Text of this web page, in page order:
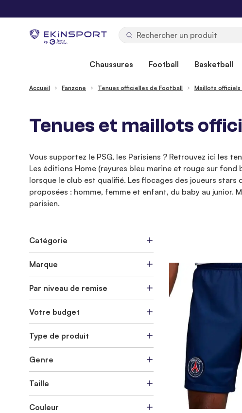
by
Chaussures Football Basketball
Accueil Fanzone Tenues officielles de Football Maillots officiels
Tenues et maillots
Vous supportez le PSG, les Parisiens ? Retrouvez ici les
Les éditions Home (rayures bleu marine et rouge sur
lorsque le club est qualifié. Les flocages des joueurs
proposées : homme, femme et enfant, du baby au
parisien.
Catégorie
Marque
Par niveau de remise
Votre budget
Type de produit
Genre
Taille
Couleur